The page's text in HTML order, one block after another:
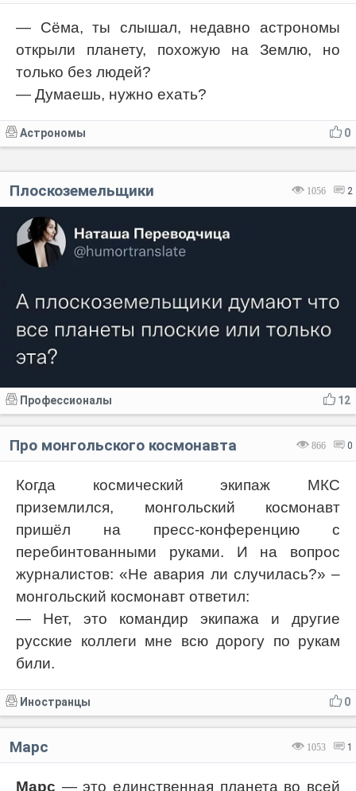
— Сёма, ты слышал, недавно астрономы
открыли планету, похожую на Землю, но
только без людей?
— Думаешь, нужно ехать?
0
Астрономы
1056 2
Плоскоземельщики
12
Профессионалы
866 0
Про монгольского космонавта
Когда космический экипаж МКС
приземлился, монгольский космонавт
пришёл на пресс-конференцию с
перебинтованными руками. И на вопрос
журналистов: «Не авария ли случилась?» –
монгольский космонавт ответил:
— Нет, это командир экипажа и другие
русские коллеги мне всю дорогу по рукам
били.
0
Иностранцы
1053 1
Марс
Марс — это единственная планета во всей